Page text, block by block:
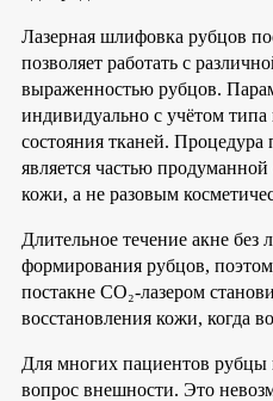
Лазерная шлифовка рубцов
позволяет работать с
выраженностью рубцов.
индивидуально с учётом
состояния тканей. Процедура
является частью продуманной
кожи, а не разовым
Длительное течение акне без
формирования рубцов,
постакне CO₂-лазером
восстановления кожи, когда
Для многих пациентов рубцы
вопрос внешности. Это